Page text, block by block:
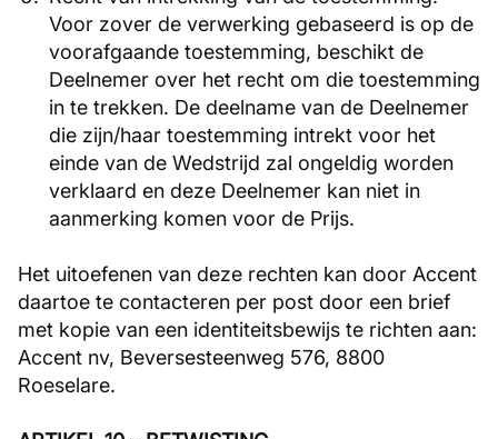
Voor zover de verwerking gebaseerd is op de
voorafgaande toestemming, beschikt de
Deelnemer over het recht om die toestemming
in te trekken. De deelname van de Deelnemer
die zijn/haar toestemming intrekt voor het
einde van de Wedstrijd zal ongeldig worden
verklaard en deze Deelnemer kan niet in
aanmerking komen voor de Prijs.
Het uitoefenen van deze rechten kan door Accent
daartoe te contacteren per post door een brief
met kopie van een identiteitsbewijs te richten aan:
Accent nv, Beversesteenweg 576, 8800
Roeselare.